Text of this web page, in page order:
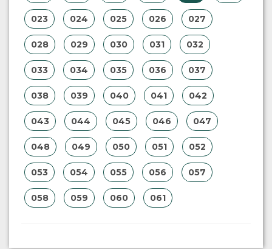
023 024 025 026 027
028 029 030 031 032
033 034 035 036 037
038 039 040 041 042
043 044 045 046 047
048 049 050 051 052
053 054 055 056 057
058 059 060 061